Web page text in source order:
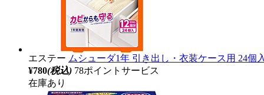
エステー ムシューダ1年 引き出し・衣装ケース用 24個
¥780(税込) 78ポイントサービス
在庫あり